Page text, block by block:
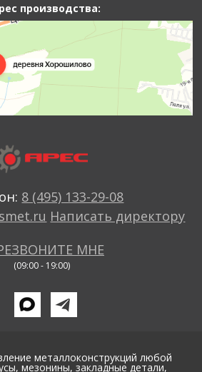
производства:
8 (495) 133-29-08
Написать директору
МНЕ
(09:00 - 19:00)
металлоконструкций любой
мезонины, закладные детали,